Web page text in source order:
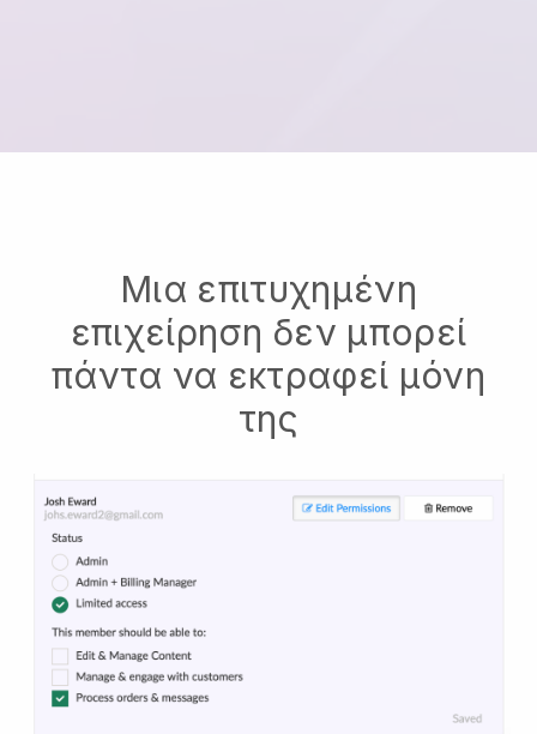
Μια επιτυχημένη
επιχείρηση δεν μπορεί
πάντα να εκτραφεί μόνη
της